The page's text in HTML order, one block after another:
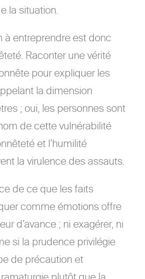
la situation.
à entreprendre est donc
Raconter une vérité
pour expliquer les
la dimension
; oui, les personnes sont
de cette vulnérabilité
et l’humilité
la virulence des assauts.
de ce que les faits
comme émotions offre
d’avance ; ni exagérer, ni
si la prudence privilégie
de précaution et